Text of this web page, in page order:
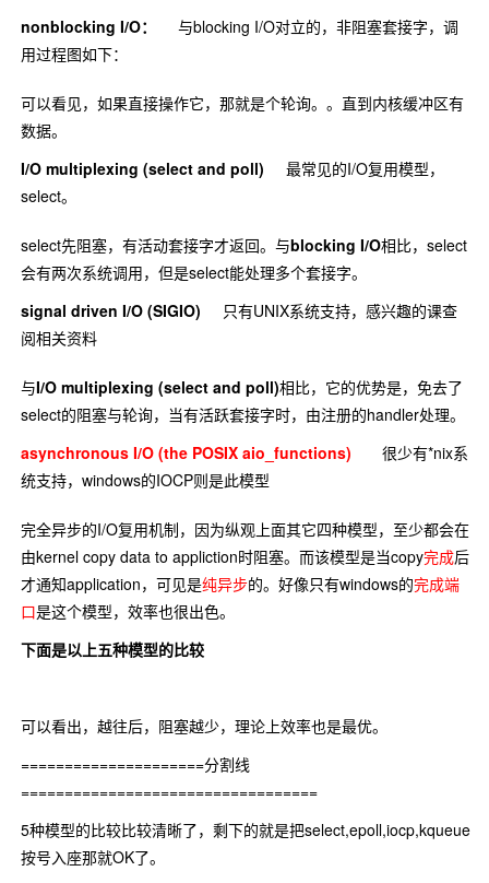
nonblocking I/O：
与blocking I/O对立的，非阻塞套接字，调
用过程图如下：
可以看见，如果直接操作它，那就是个轮询。。直到内核缓冲区有
数据。
I/O multiplexing (select and poll) 最常见的I/O复用模型，
select。
select先阻塞，有活动套接字才返回。与blocking I/O相比，select
会有两次系统调用，但是select能处理多个套接字。
signal driven I/O (SIGIO) 只有UNIX系统支持，感兴趣的课查
阅相关资料
与I/O multiplexing (select and poll)相比，它的优势是，免去了
select的阻塞与轮询，当有活跃套接字时，由注册的handler处理。
asynchronous I/O (the POSIX aio_functions)
很少有*nix系
统支持，windows的IOCP则是此模型
完全异步的I/O复用机制，因为纵观上面其它四种模型，至少都会在
由kernel copy data to appliction时阻塞。而该模型是当copy完成后
才通知application，可见是纯异步的。好像只有windows的完成端
口是这个模型，效率也很出色。
下面是以上五种模型的比较
可以看出，越往后，阻塞越少，理论上效率也是最优。
=====================分割线
==================================
5种模型的比较比较清晰了，剩下的就是把select,epoll,iocp,kqueue
按号入座那就OK了。